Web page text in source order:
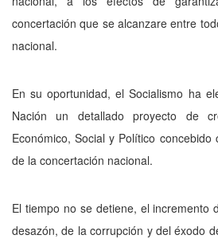
concertación que se alcanzare entre
nacional.
En su oportunidad, el Socialismo ha
Nación un detallado proyecto de
Económico, Social y Polí­tico concebido
de la concertación nacional.
El tiempo no se detiene, el incremento
desa­zón, de la corrupción y del éxodo